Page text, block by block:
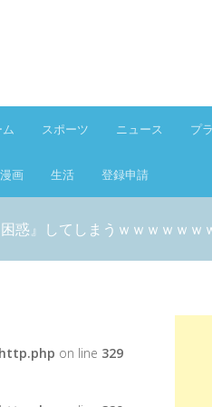
スポーツ ニュース プ
漫画 生活 登録申請
惑』してしまうｗｗｗｗｗｗ
on line 329